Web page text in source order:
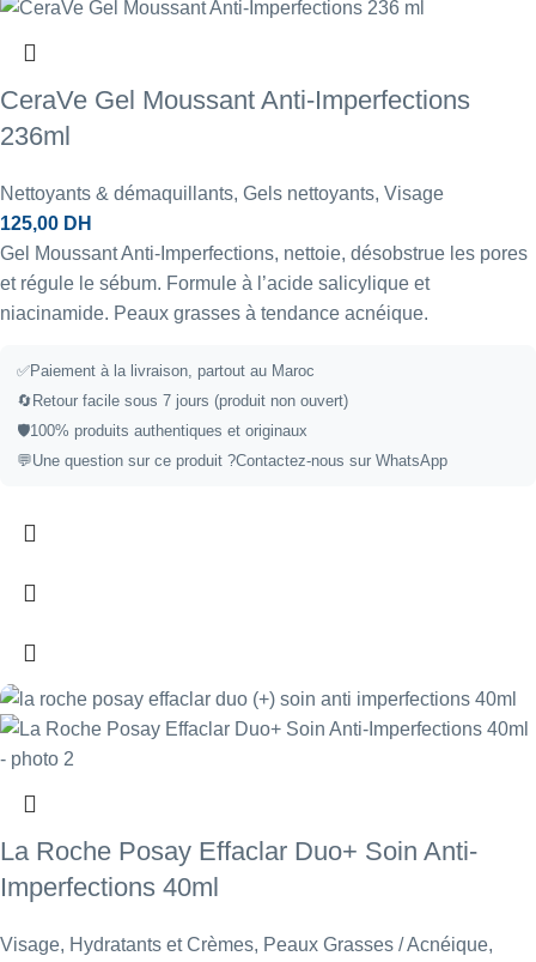
CeraVe Gel Moussant Anti-Imperfections
236ml
Nettoyants & démaquillants, Gels nettoyants, Visage
125,00 DH
Gel Moussant Anti-Imperfections, nettoie, désobstrue les pores
et régule le sébum. Formule à l’acide salicylique et
niacinamide. Peaux grasses à tendance acnéique.
✅Paiement à la livraison, partout au Maroc
🔄Retour facile sous 7 jours (produit non ouvert)
🛡️100% produits authentiques et originaux
💬Une question sur ce produit ?Contactez-nous sur WhatsApp
La Roche Posay Effaclar Duo+ Soin Anti-
Imperfections 40ml
Visage, Hydratants et Crèmes, Peaux Grasses / Acnéique,